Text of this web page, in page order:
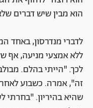
הוא מבין שיש דברים
לדברי מנדרסון, באחד
ללא אמצעי מניעה, אף
לכך. "הייתי בהלם.
זה", אמרה. כשבוע
שהיא בהיריון. "בחרתי